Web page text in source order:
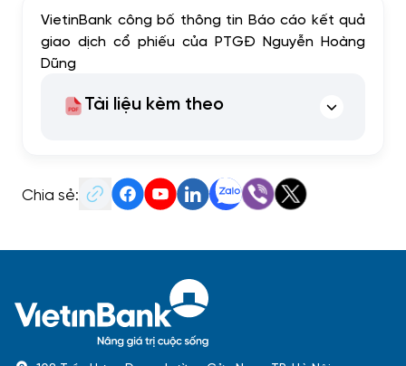
VietinBank công bố thông tin Báo cáo kết quả
giao dịch cổ phiếu của PTGĐ Nguyễn Hoàng
Dũng
Tài liệu kèm theo
Chia sẻ: